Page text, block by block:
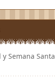
Semana Santa